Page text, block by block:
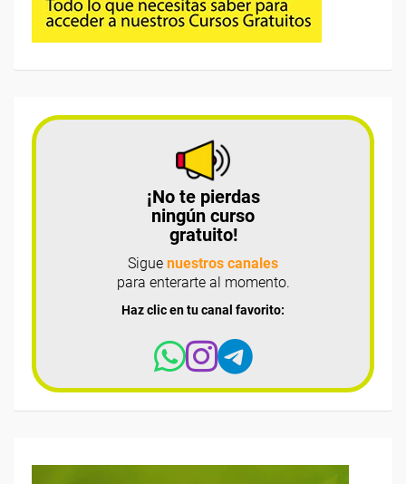
¡No te pierdas
ningún curso
gratuito!
Sigue nuestros canales
para enterarte al momento.
Haz clic en tu canal favorito: